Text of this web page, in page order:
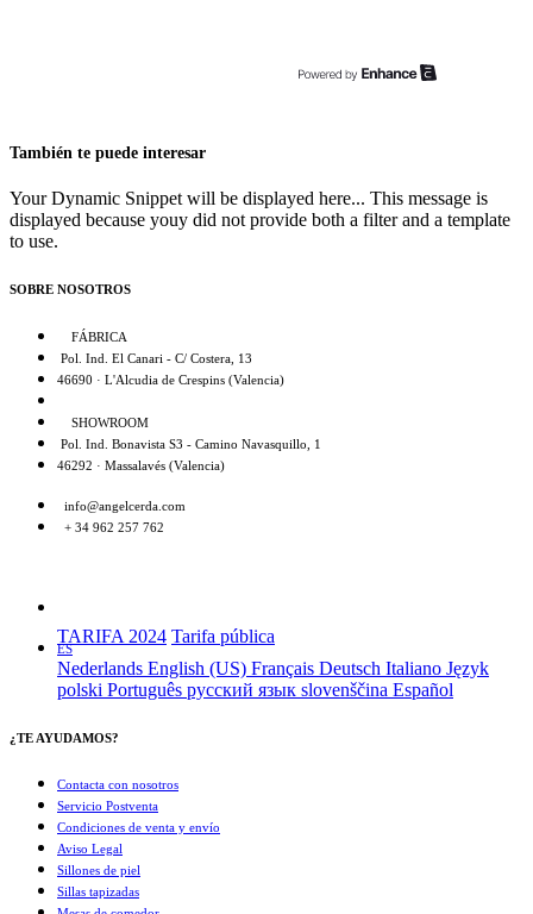
También te puede interesar
Your Dynamic Snippet will be displayed here... This message is
displayed because youy did not provide both a filter and a template
to use.
SOBRE NOSOTROS
FÁBRICA
Pol. Ind. El Canari - C/ Costera, 13
46690 · L'Alcudia de Crespins (Valencia)
SHOWROOM
Pol. Ind. Bonavista S3 - Camino Navasquillo, 1
46292 · Massalavés (Valencia)
info@angelcerda.com
+ 34 962 257 762
TARIFA 2024 Tarifa pública
ES
Nederlands English (US) Français Deutsch Italiano Język
polski Português русский язык slovenščina Español
¿TE AYUDAMOS?
Contacta con nosotros
Servicio Postventa
Condiciones de venta y envío
Aviso Legal
Sillones de piel
Sillas tapizadas